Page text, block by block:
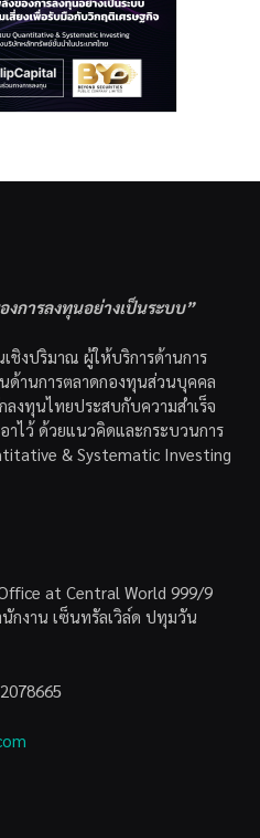
งการลงทุนอย่างเป็นระบบ”
ชิงปริมาณ ผู้ให้บริการด้านการ
ด้านการตลาดกองทุนส่วนบุคคล
งทุนไทยประสบกับความสำเร็จ
าไว้ ด้วยแนวคิดและกระบวนการ
& Systematic Investing
at Central World 999/9
กงาน เซ็นทรัลเวิล์ด ปทุมวัน